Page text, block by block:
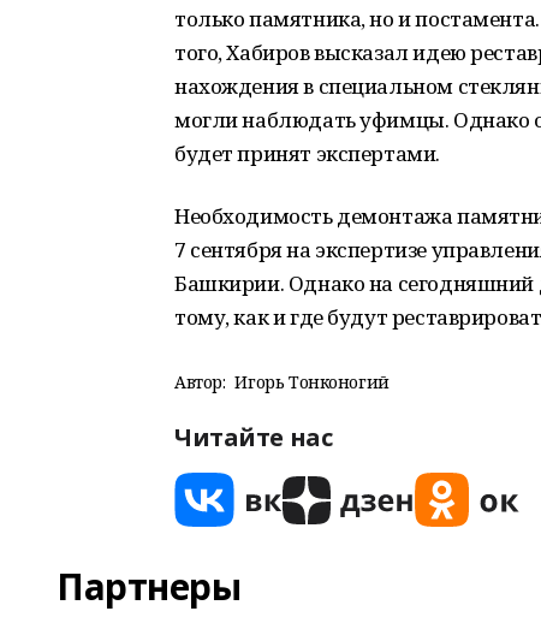
только памятника, но и
того, Хабиров высказал идею
нахождения в специальном
могли наблюдать уфимцы. Однако
будет принят экспертами.
Необходимость демонтажа
7 сентября на экспертизе
Башкирии. Однако на сегодняшний
тому, как и где будут
Автор: Игорь Тонконогий
Читайте нас
Партнеры